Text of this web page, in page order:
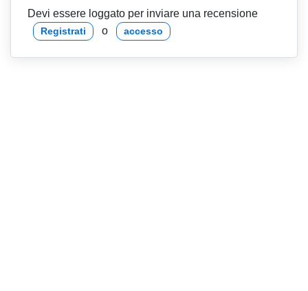
Devi essere loggato per inviare una recensione
Registrati o accesso